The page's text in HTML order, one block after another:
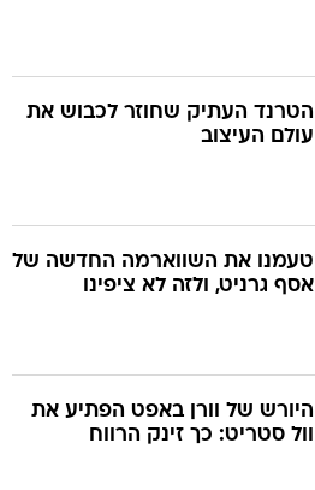
הטרנד העתיק שחוזר לכבוש את
עולם העיצוב
טעמנו את השווארמה החדשה של
אסף גרניט, ולזה לא ציפינו
היורש של וורן באפט הפתיע את
וול סטריט: כך זינק הרווח